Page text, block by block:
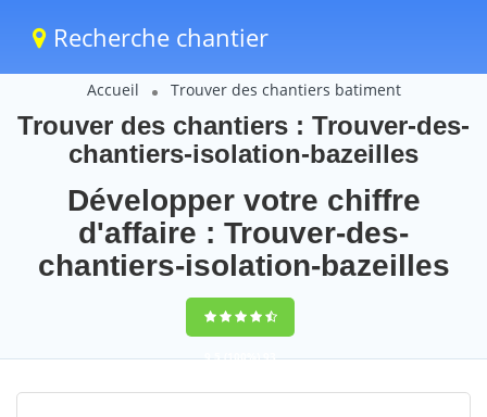
Recherche chantier
Accueil Trouver des chantiers batiment
Trouver des chantiers : Trouver-des-
chantiers-isolation-bazeilles
Développer votre chiffre
d'affaire : Trouver-des-
chantiers-isolation-bazeilles
9,5(100%)93
votes